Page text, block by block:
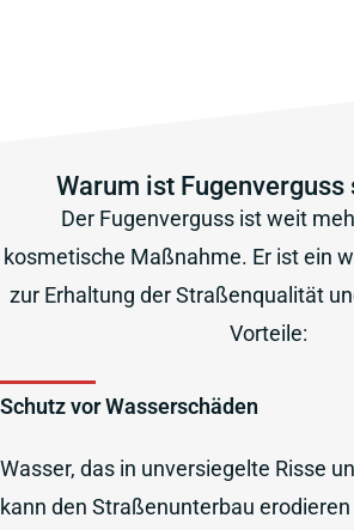
Warum ist Fugenverguss
Der Fugenverguss ist weit
kosmetische Maßnahme. Er ist ein
zur Erhaltung der Straßenqualität
Vorteile:
Schutz vor Wasserschäden
Wasser, das in unversiegelte Risse
kann den Straßenunterbau erodieren